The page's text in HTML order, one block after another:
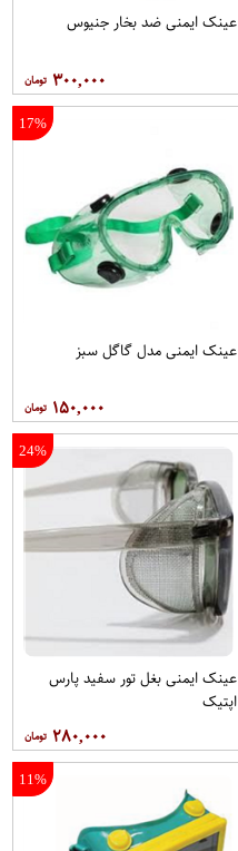
عينک ایمنی ضد بخار جنیوس
۳۰۰,۰۰۰
17%
عينک ایمنی مدل گاگل سبز
۱۵۰,۰۰۰
24%
عينک ایمنی بغل تور سفيد پارس
اپتيک
۲۸۰,۰۰۰
11%